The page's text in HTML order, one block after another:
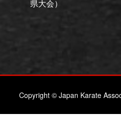
県大会）
Copyright © Japan Karate